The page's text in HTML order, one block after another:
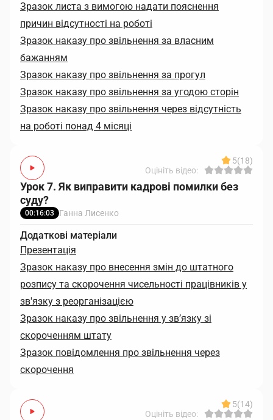
Зразок листа з вимогою надати пояснення
причин відсутності на роботі
Зразок наказу про звільнення за власним
бажанням
Зразок наказу про звільнення за прогул
Зразок наказу про звільнення за угодою сторін
Зразок наказу про звільнення через відсутність
на роботі понад 4 місяці
5(18)
Оцініть відео:
Урок 7. Як виправити кадрові помилки без
суду?
00:16:03 Ганна Лисенко
Додаткові матеріали
Презентація
Зразок наказу про внесення змін до штатного
розпису та скорочення чисельності працівників у
зв'язку з реорганізацією
Зразок наказу про звільнення у зв’язку зі
скороченням штату
Зразок повідомлення про звільнення через
скорочення
5(14)
Оцініть відео: